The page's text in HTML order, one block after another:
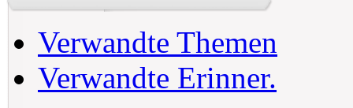
Verwandte Themen
Verwandte Erinner.